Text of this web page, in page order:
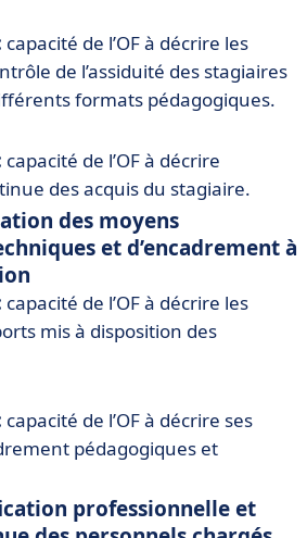
capacité de l’OF à décrire les
de l’assiduité des stagiaires
formats pédagogiques.
capacité de l’OF à décrire
des acquis du stagiaire.
des moyens
et d’encadrement à
capacité de l’OF à décrire les
mis à disposition des
capacité de l’OF à décrire ses
pédagogiques et
professionnelle et